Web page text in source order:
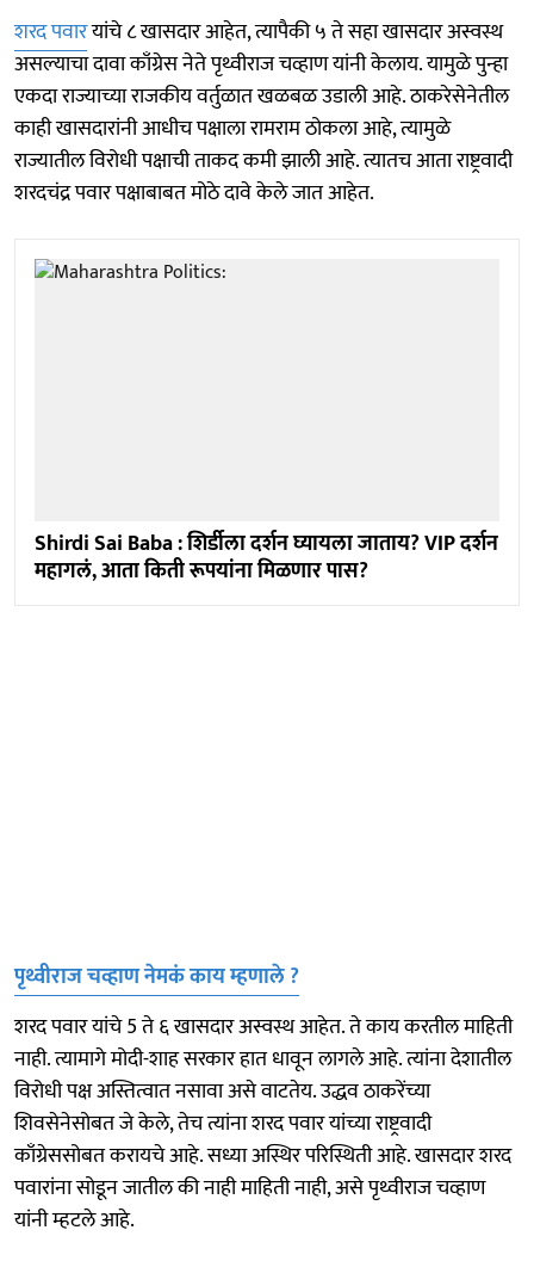
शरद पवारयांचे ८ खासदार आहेत, त्यापैकी ५ ते सहा खासदार अस्वस्थ
असल्याचा दावा काँग्रेस नेते पृथ्वीराज चव्हाण यांनी केलाय. यामुळे पुन्हा
एकदा राज्याच्या राजकीय वर्तुळात खळबळ उडाली आहे. ठाकरेसेनेतील
काही खासदारांनी आधीच पक्षाला रामराम ठोकला आहे, त्यामुळे
राज्यातील विरोधी पक्षाची ताकद कमी झाली आहे. त्यातच आता राष्ट्रवादी
शरदचंद्र पवार पक्षाबाबत मोठे दावे केले जात आहेत.
Shirdi Sai Baba : शिर्डीला दर्शन घ्यायला जाताय? VIP दर्शन
महागलं, आता किती रूपयांना मिळणार पास?
पृथ्वीराज चव्हाण नेमकं काय म्हणाले ?
शरद पवार यांचे 5 ते ६ खासदार अस्वस्थ आहेत. ते काय करतील माहिती
नाही. त्यामागे मोदी-शाह सरकार हात धावून लागले आहे. त्यांना देशातील
विरोधी पक्ष अस्तित्वात नसावा असे वाटतेय. उद्धव ठाकरेंच्या
शिवसेनेसोबत जे केले, तेच त्यांना शरद पवार यांच्या राष्ट्रवादी
काँग्रेससोबत करायचे आहे. सध्या अस्थिर परिस्थिती आहे. खासदार शरद
पवारांना सोडून जातील की नाही माहिती नाही, असे पृथ्वीराज चव्हाण
यांनी म्हटले आहे.